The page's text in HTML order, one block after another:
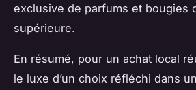
exclusive de parfums et bougies
supérieure.
En résumé, pour un achat local
le luxe d’un choix réfléchi dans